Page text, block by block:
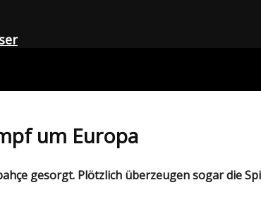
um Europa
gesorgt. Plötzlich überzeugen sogar die